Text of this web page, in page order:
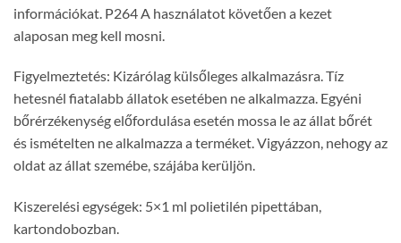
információkat. P264 A használatot követően a kezet
alaposan meg kell mosni.
Figyelmeztetés: Kizárólag külsőleges alkalmazásra. Tíz
hetesnél fiatalabb állatok esetében ne alkalmazza. Egyéni
bőrérzékenység előfordulása esetén mossa le az állat bőrét
és ismételten ne alkalmazza a terméket. Vigyázzon, nehogy az
oldat az állat szemébe, szájába kerüljön.
Kiszerelési egységek: 5×1 ml polietilén pipettában,
kartondobozban.